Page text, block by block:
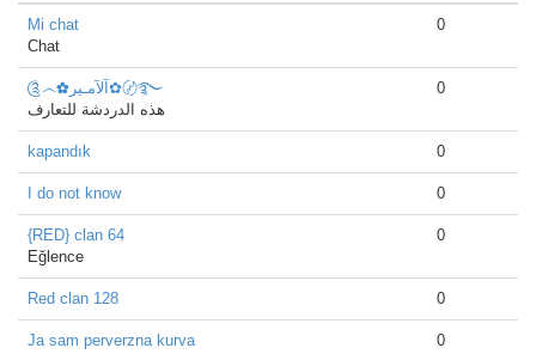
Mi chat
Chat
0
༊෴✿آلآمـير✿〄࿐
هذه الدردشة للتعارف
0
kapandık 0
I do not know 0
{RED} clan 64
Eğlence
0
Red clan 128 0
Ja sam perverzna kurva 0